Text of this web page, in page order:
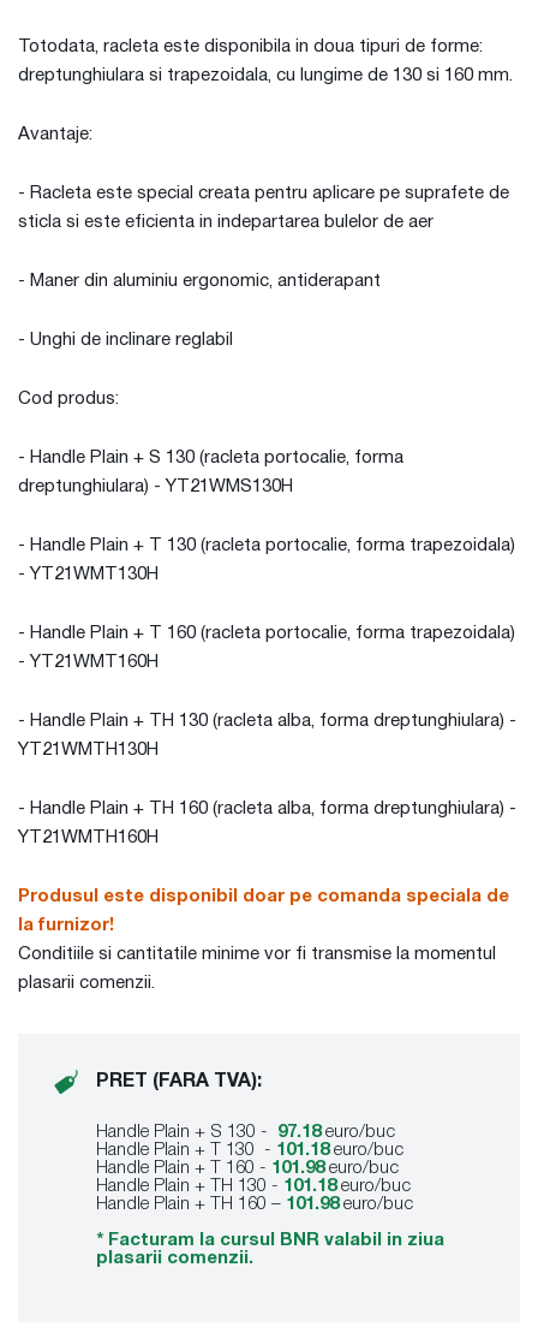
Totodata, racleta este disponibila in doua tipuri de forme:
dreptunghiulara si trapezoidala, cu lungime de 130 si 160 mm.
Avantaje:
- Racleta este special creata pentru aplicare pe suprafete de
sticla si este eficienta in indepartarea bulelor de aer
- Maner din aluminiu ergonomic, antiderapant
- Unghi de inclinare reglabil
Cod produs:
- Handle Plain + S 130 (racleta portocalie, forma
dreptunghiulara) - YT21WMS130H
- Handle Plain + T 130 (racleta portocalie, forma trapezoidala)
- YT21WMT130H
- Handle Plain + T 160 (racleta portocalie, forma trapezoidala)
- YT21WMT160H
- Handle Plain + TH 130 (racleta alba, forma dreptunghiulara) -
YT21WMTH130H
- Handle Plain + TH 160 (racleta alba, forma dreptunghiulara) -
YT21WMTH160H
Produsul este disponibil doar pe comanda speciala de
la furnizor!
Conditiile si cantitatile minime vor fi transmise la momentul
plasarii comenzii.
PRET (FARA TVA):
Handle Plain + S 130 - 97.18euro/buc
Handle Plain + T 130 - 101.18euro/buc
Handle Plain + T 160 - 101.98euro/buc
Handle Plain + TH 130 - 101.18euro/buc
Handle Plain + TH 160 – 101.98euro/buc
* Facturam la cursul BNR valabil in ziua
plasarii comenzii.